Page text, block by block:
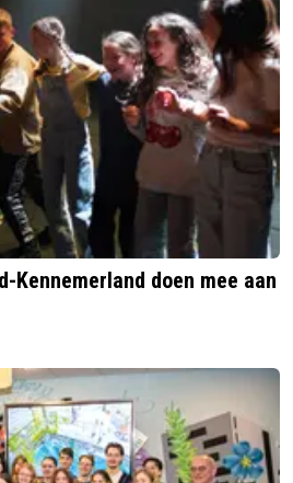
Kennemerland doen mee aan